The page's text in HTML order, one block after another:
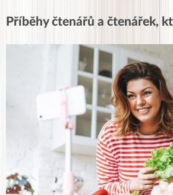
Příběhy čtenářů a čtenářek,